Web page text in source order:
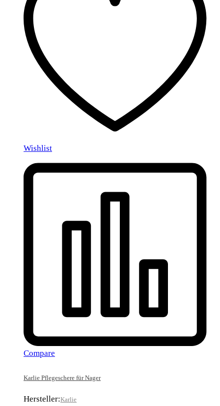
Wishlist
Compare
Karlie Pflegeschere für Nager
Hersteller:Karlie